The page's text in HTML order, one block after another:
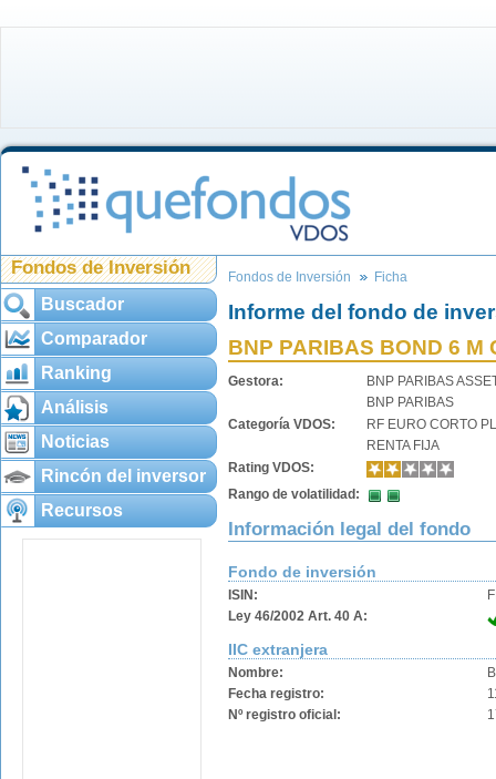
Fondos de Inversión
Buscador
Comparador
Ranking
Análisis
Noticias
Rincón del inversor
Recursos
Fondos de Inversión Ficha
Informe del fondo de
BNP PARIBAS BOND 6 M
Gestora:
BNP PARIBAS
BNP PARIBAS
Categoría VDOS:
RF EURO CORTO
RENTA FIJA
Rating VDOS:
Rango de volatilidad:
Información legal del fondo
Fondo de inversión
ISIN:
Ley 46/2002 Art. 40 A:
IIC extranjera
Nombre:
Fecha registro:
Nº registro oficial: